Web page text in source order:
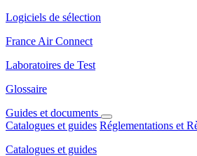
Logiciels de sélection
France Air Connect
Laboratoires de Test
Glossaire
Guides et documents
Catalogues et guides Réglementations et
Catalogues et guides